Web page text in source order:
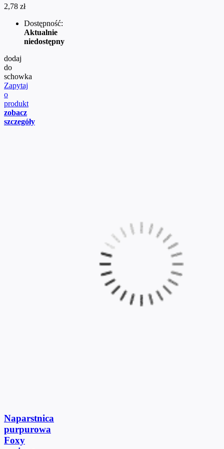
2,78 zł
Dostępność:
Aktualnie
niedostępny
dodaj
do
schowka
Zapytaj
o
produkt
zobacz
szczegóły
Naparstnica
purpurowa
Foxy